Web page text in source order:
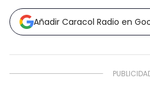
Añadir Caracol Radio en